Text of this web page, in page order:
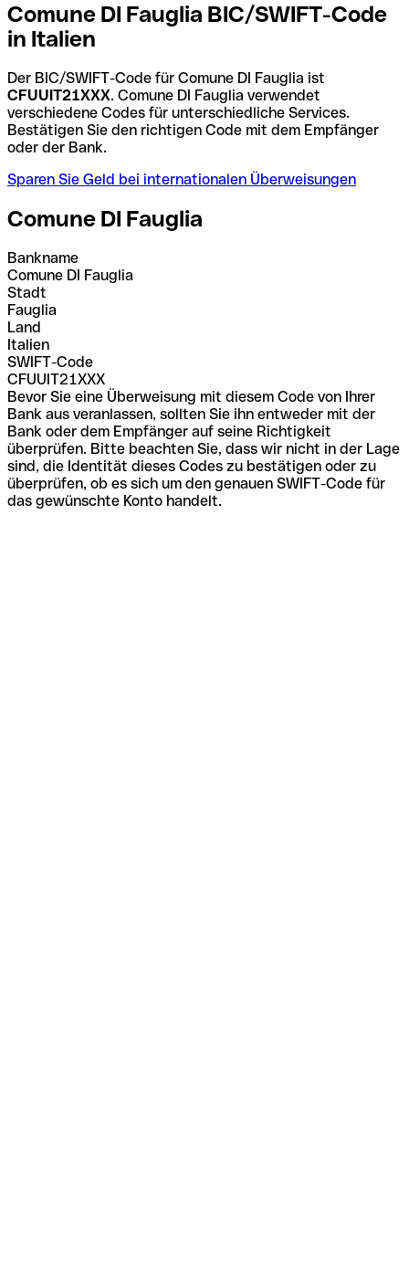
Comune DI Fauglia BIC/SWIFT-Code
in Italien
Der BIC/SWIFT-Code für Comune DI Fauglia ist
CFUUIT21XXX. Comune DI Fauglia verwendet
verschiedene Codes für unterschiedliche Services.
Bestätigen Sie den richtigen Code mit dem Empfänger
oder der Bank.
Sparen Sie Geld bei internationalen Überweisungen
Comune DI Fauglia
Bankname
Comune DI Fauglia
Stadt
Fauglia
Land
Italien
SWIFT-Code
CFUUIT21XXX
Bevor Sie eine Überweisung mit diesem Code von Ihrer
Bank aus veranlassen, sollten Sie ihn entweder mit der
Bank oder dem Empfänger auf seine Richtigkeit
überprüfen. Bitte beachten Sie, dass wir nicht in der Lage
sind, die Identität dieses Codes zu bestätigen oder zu
überprüfen, ob es sich um den genauen SWIFT-Code für
das gewünschte Konto handelt.